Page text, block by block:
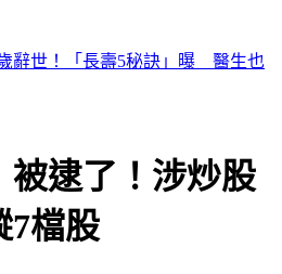
意外減緩！標普、那指「雙開高」
被逮了！涉炒股
7檔股